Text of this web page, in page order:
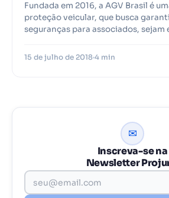
Fundada em 2016, a AGV Brasil é
proteção veicular, que busca
seguranças para associados, sejam
15 de julho de 2018 4 min
✉
Inscreva-se na
Newsletter